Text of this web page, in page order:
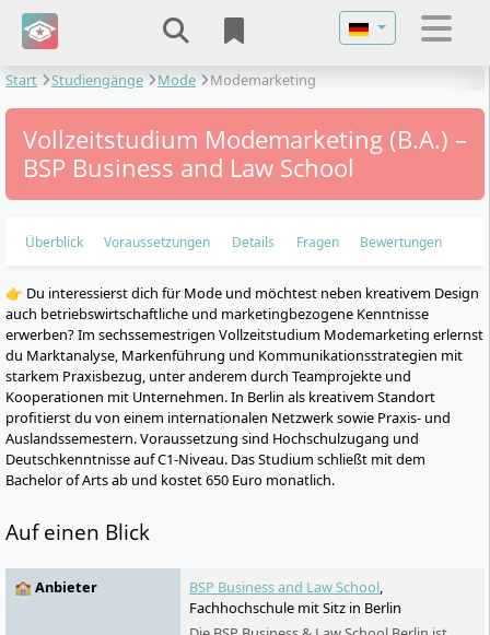
Sprache
Start Studiengänge Mode Modemarketing
Vollzeitstudium Modemarketing (B.A.) –
BSP Business and Law School
Überblick Voraussetzungen Details Fragen Bewertungen
👉 Du interessierst dich für Mode und möchtest neben kreativem Design
auch betriebswirtschaftliche und marketingbezogene Kenntnisse
erwerben? Im sechssemestrigen Vollzeitstudium Modemarketing erlernst
du Marktanalyse, Markenführung und Kommunikationsstrategien mit
starkem Praxisbezug, unter anderem durch Teamprojekte und
Kooperationen mit Unternehmen. In Berlin als kreativem Standort
profitierst du von einem internationalen Netzwerk sowie Praxis- und
Auslandssemestern. Voraussetzung sind Hochschulzugang und
Deutschkenntnisse auf C1-Niveau. Das Studium schließt mit dem
Bachelor of Arts ab und kostet 650 Euro monatlich.
Auf einen Blick
🏫 Anbieter BSP Business and Law School,
Fachhochschule mit Sitz in Berlin